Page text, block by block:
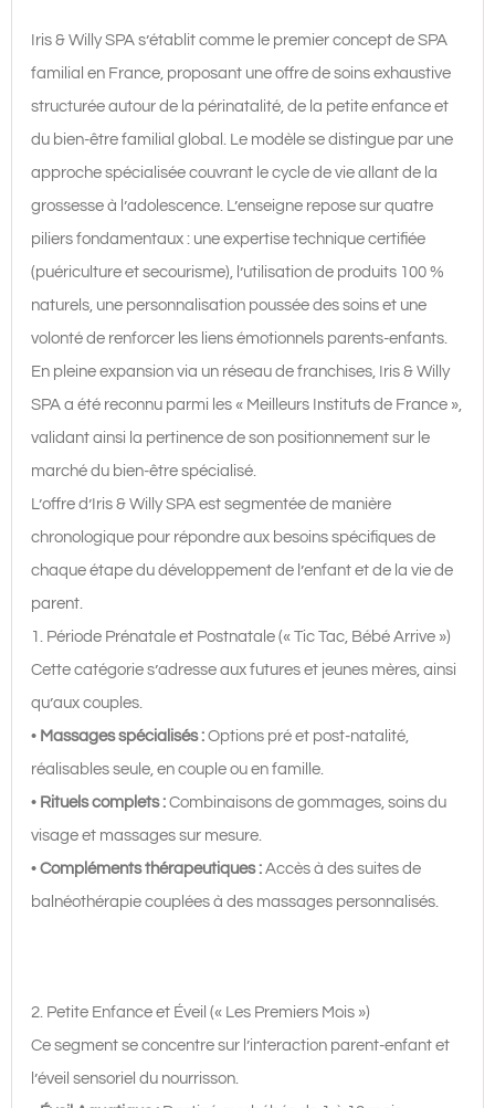
Iris & Willy SPA s’établit comme le premier concept de SPA
familial en France, proposant une offre de soins exhaustive
structurée autour de la périnatalité, de la petite enfance et
du bien-être familial global. Le modèle se distingue par une
approche spécialisée couvrant le cycle de vie allant de la
grossesse à l’adolescence. L’enseigne repose sur quatre
piliers fondamentaux : une expertise technique certifiée
(puériculture et secourisme), l’utilisation de produits 100 %
naturels, une personnalisation poussée des soins et une
volonté de renforcer les liens émotionnels parents-enfants.
En pleine expansion via un réseau de franchises, Iris & Willy
SPA a été reconnu parmi les « Meilleurs Instituts de France »,
validant ainsi la pertinence de son positionnement sur le
marché du bien-être spécialisé.
L’offre d’Iris & Willy SPA est segmentée de manière
chronologique pour répondre aux besoins spécifiques de
chaque étape du développement de l’enfant et de la vie de
parent.
1. Période Prénatale et Postnatale (« Tic Tac, Bébé Arrive »)
Cette catégorie s’adresse aux futures et jeunes mères, ainsi
qu’aux couples.
• Massages spécialisés : Options pré et post-natalité,
réalisables seule, en couple ou en famille.
• Rituels complets : Combinaisons de gommages, soins du
visage et massages sur mesure.
•Compléments thérapeutiques : Accès à des suites de
balnéothérapie couplées à des massages personnalisés.
2. Petite Enfance et Éveil (« Les Premiers Mois »)
Ce segment se concentre sur l’interaction parent-enfant et
l’éveil sensoriel du nourrisson.